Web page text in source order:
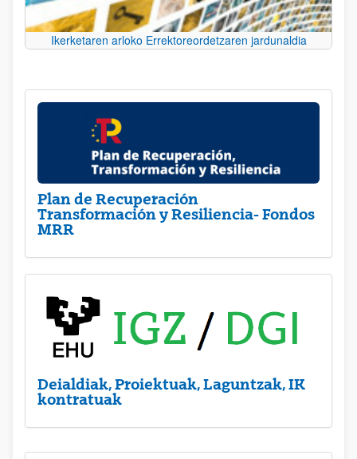
Ikerketaren arloko Errektoreordetzaren jardunaldia
Plan de Recuperación
Transformación y Resiliencia- Fondos
MRR
Deialdiak, Proiektuak, Laguntzak, IK
kontratuak